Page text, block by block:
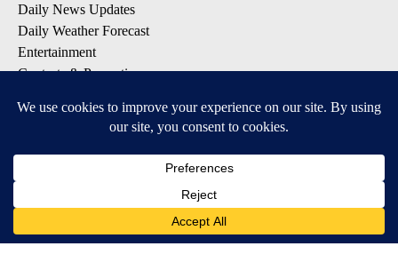
Daily News Updates
Daily Weather Forecast
Entertainment
Contests & Promotions
DOWNLOAD OUR APPS
Available for iOS and Android